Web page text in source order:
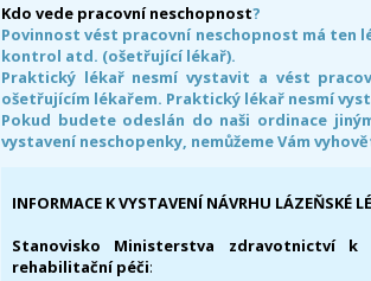
Kdo vede pracovní neschopnost?
Povinnost vést pracovní neschopnost má ten
kontrol atd. (ošetřující lékař).
Praktický lékař nesmí vystavit a vést
ošetřujícím lékařem. Praktický lékař nesmí
Pokud budete odeslán do naši ordinace
vystavení neschopenky, nemůžeme Vám
INFORMACE K VYSTAVENÍ NÁVRHU LÁZEŇSKÉ
Stanovisko Ministerstva zdravotnictví k
rehabilitační péči: